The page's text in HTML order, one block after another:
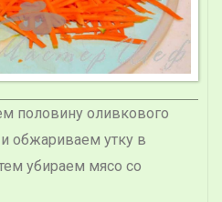
половину оливкового
обжариваем утку в
убираем мясо со